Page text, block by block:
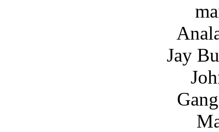
Analaura
Jay Bulger
John
Mark